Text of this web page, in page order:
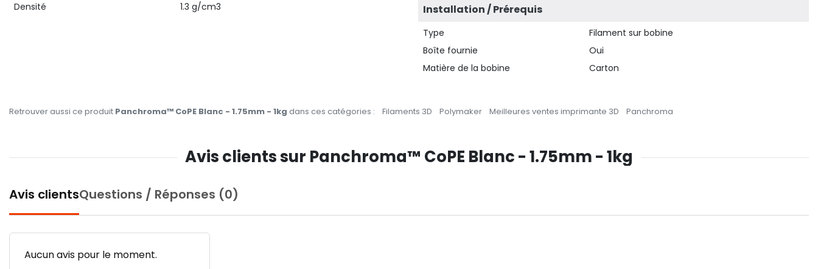
Densité
1.3 g/cm3 Installation / Prérequis
Type
Filament sur bobine
Boîte fournie
Oui
Matière de la bobine
Carton
Retrouver aussi ce produit Panchroma™ CoPE Blanc - 1.75mm - 1kg dans ces catégories : Filaments 3D Polymaker Meilleures ventes imprimante 3D Panchroma
Avis clients sur Panchroma™ CoPE Blanc - 1.75mm - 1kg
Avis clientsQuestions / Réponses (0)
Aucun avis pour le moment.